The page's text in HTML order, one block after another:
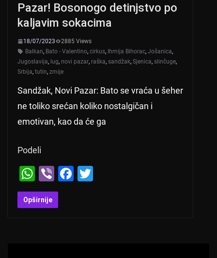
Pazar! Bosonogo detinjstvo po
kaljavim sokacima
18/07/2023
2885 Views
Balkan, Bato - Valentino, cirkus, Ihmija Bihorac, Jošanica,
Jugoslavija, lug, novi pazar, raška, sandžak, Sjenica, slinčuge,
Srbija, tutin, zmije
Sandžak, Novi Pazar: Bato se vraća u šeher
ne toliko srećan koliko nostalgičan i
emotivan, kao da će ga
Podeli
W
h
at
Vi
b
er
F
Opširnije